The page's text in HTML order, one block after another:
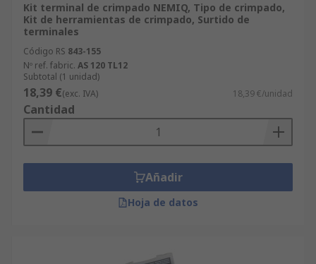
Kit terminal de crimpado NEMIQ, Tipo de crimpado,
Kit de herramientas de crimpado, Surtido de
terminales
Código RS 843-155
Nº ref. fabric. AS 120 TL12
Subtotal (1 unidad)
18,39 €(exc. IVA) 18,39 €/unidad
Cantidad
Añadir
Hoja de datos